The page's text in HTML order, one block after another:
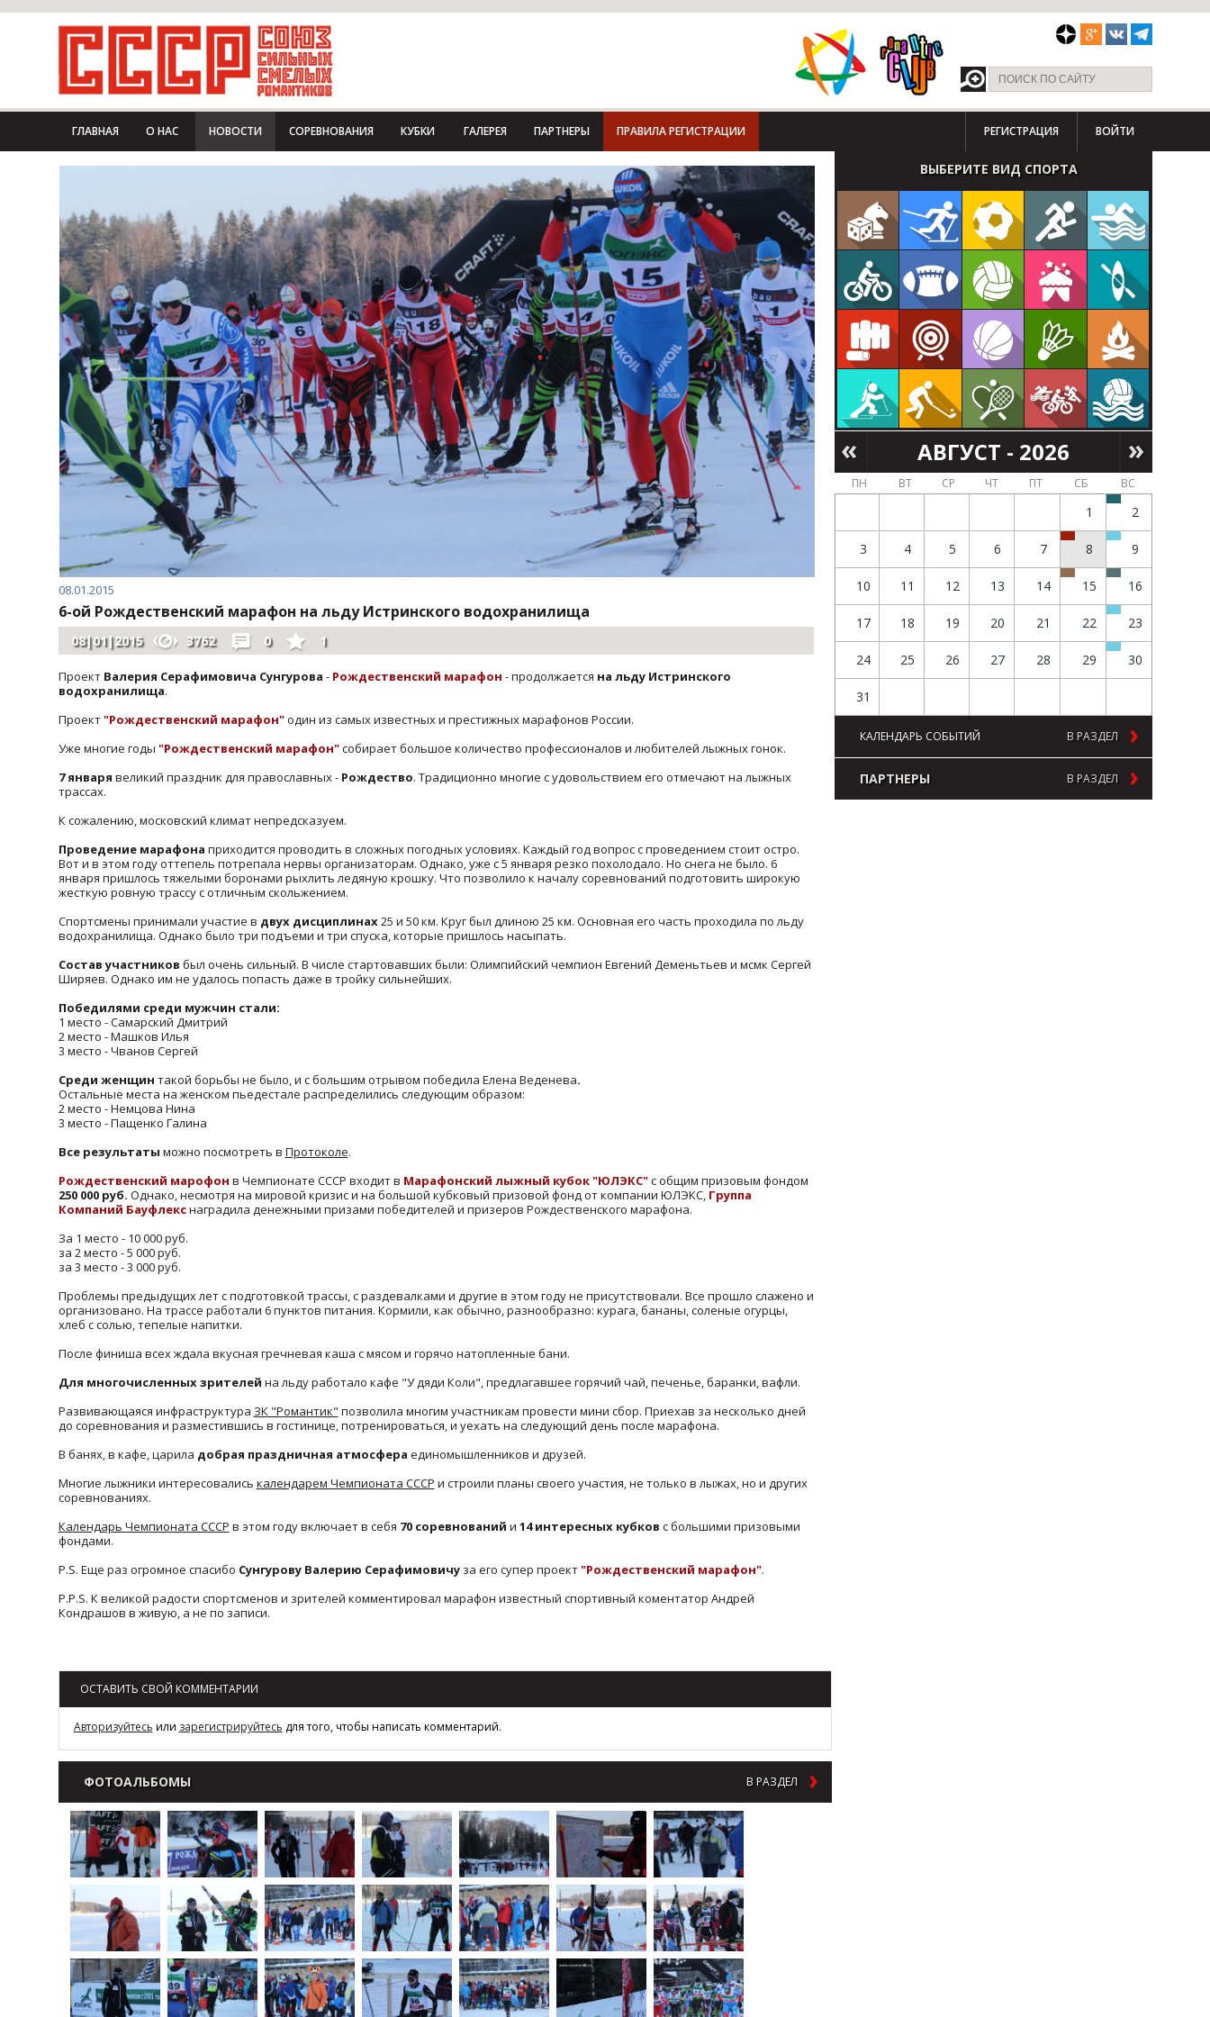
ГЛАВНАЯ О НАС НОВОСТИ СОРЕВНОВАНИЯ КУБКИ ГАЛЕРЕЯ ПАРТНЕРЫ ПРАВИЛА РЕГИСТРАЦИИ РЕГИСТРАЦИЯ ВОЙТИ
08.01.2015
6-ой Рождественский марафон на льду Истринского водохранилища
08|01|2015 3762 0 1
Проект Валерия Серафимовича Сунгурова - Рождественский марафон - продолжается на льду Истринского
водохранилища.
Проект"Рождественский марафон"один из самых известных и престижных марафонов России.
Уже многие годы "Рождественский марафон"собирает большое количество профессионалов и любителей лыжных гонок.
7 января великий праздник для православных - Рождество. Традиционно многие с удовольствием его отмечают на лыжных
трассах.
К сожалению, московский климат непредсказуем.
Проведение марафона приходится проводить в сложных погодных условиях. Каждый год вопрос с проведением стоит остро.
Вот и в этом году оттепель потрепала нервы организаторам. Однако, уже с 5 января резко похолодало. Но снега не было. 6
января пришлось тяжелыми боронами рыхлить ледяную крошку. Что позволило к началу соревнований подготовить широкую
жесткую ровную трассу с отличным скольжением.
Спортсмены принимали участие в двух дисциплинах25 и 50 км. Круг был длиною 25 км. Основная его часть проходила по льду
водохранилища. Однако было три подъеми и три спуска, которые пришлось насыпать.
Состав участников был очень сильный. В числе стартовавших были: Олимпийский чемпион Евгений Деменьтьев и мсмк Сергей
Ширяев. Однако им не удалось попасть даже в тройку сильнейших.
Победилями среди мужчин стали:
1 место - Самарский Дмитрий
2 место - Машков Илья
3 место - Чванов Сергей
Среди женщин такой борьбы не было, и с большим отрывом победила Елена Веденева.
Остальные места на женском пьедестале распределились следующим образом:
2 место - Немцова Нина
3 место - Пащенко Галина
Все результаты можно посмотреть в Протоколе.
Рождественский марофон в Чемпионате СССР входит в Марафонский лыжный кубок "ЮЛЭКС"с общим призовым фондом
250 000 руб. Однако, несмотря на мировой кризис и на большой кубковый призовой фонд от компании ЮЛЭКС, Группа
Компаний Бауфлекснаградила денежными призами победителей и призеров Рождественского марафона.
За 1 место - 10 000 руб.
за 2 место - 5 000 руб.
за 3 место - 3 000 руб.
Проблемы предыдущих лет с подготовкой трассы, с раздевалками и другие в этом году не присутствовали. Все прошло слажено и
организовано. На трассе работали 6 пунктов питания. Кормили, как обычно, разнообразно: курага, бананы, соленые огурцы,
хлеб с солью, тепелые напитки.
После финиша всех ждала вкусная гречневая каша с мясом и горячо натопленные бани.
Для многочисленных зрителей на льду работало кафе "У дяди Коли", предлагавшее горячий чай, печенье, баранки, вафли.
Развивающаяся инфраструктура ЗК "Романтик" позволила многим участникам провести мини сбор. Приехав за несколько дней
до соревнования и разместившись в гостинице, потренироваться, и уехать на следующий день после марафона.
В банях, в кафе, царила добрая праздничная атмосфера единомышленников и друзей.
Многие лыжники интересовались календарем Чемпионата СССР и строили планы своего участия, не только в лыжах, но и других
соревнованиях.
Календарь Чемпионата СССР в этом году включает в себя 70 соревнований и 14 интересных кубков с большими призовыми
фондами.
P.S. Еще раз огромное спасибо Сунгурову Валерию Серафимовичуза его супер проект"Рождественский марафон".
P.P.S. К великой радости спортсменов и зрителей комментировал марафон известный спортивный коментатор Андрей
Кондрашов в живую, а не по записи.
ОСТАВИТЬ СВОЙ КОММЕНТАРИИ
Авторизуйтесь или зарегистрируйтесь для того, чтобы написать комментарий.
ФОТОАЛЬБОМЫ В РАЗДЕЛ
ВЫБЕРИТЕ ВИД СПОРТА
АВГУСТ - 2026
ПН ВТ СР ЧТ ПТ СБ ВС
1 2
3 4 5 6 7 8 9
10 11 12 13 14 15 16
17 18 19 20 21 22 23
24 25 26 27 28 29 30
31
КАЛЕНДАРЬ СОБЫТИЙ В РАЗДЕЛ
ПАРТНЕРЫ В РАЗДЕЛ